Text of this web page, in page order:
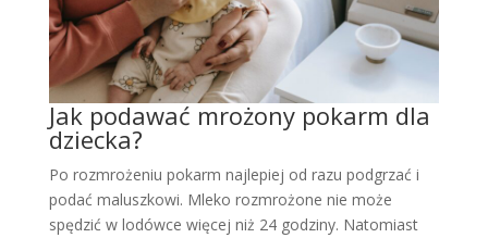
Jak podawać mrożony pokarm dla
dziecka?
Po rozmrożeniu pokarm najlepiej od razu podgrzać i
podać maluszkowi. Mleko rozmrożone nie może
spędzić w lodówce więcej niż 24 godziny. Natomiast